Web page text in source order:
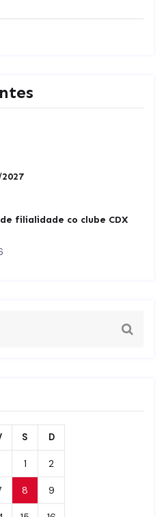
filialidade co clube CDX
S D
1 2
8 9